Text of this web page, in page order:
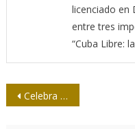
licenciado en
entre tres
“Cuba Libre:
Navegación
Celebra periódico artemiseño sus 10 años comprometido con el público